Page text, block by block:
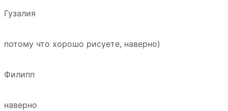
Гузалия
потому что хорошо рисуете, наверно)
Филипп
наверно